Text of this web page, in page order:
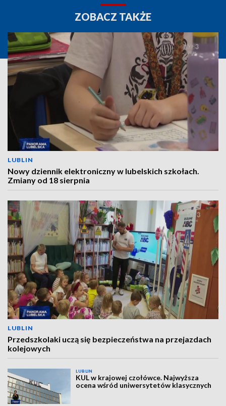
ZOBACZ TAKŻE
LUBLIN
Nowy dziennik elektroniczny w lubelskich szkołach.
Zmiany od 18 sierpnia
LUBLIN
Przedszkolaki uczą się bezpieczeństwa na przejazdach
kolejowych
LUBLIN
KUL w krajowej czołówce. Najwyższa
ocena wśród uniwersytetów klasycznych